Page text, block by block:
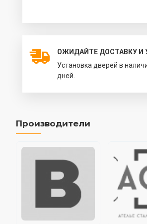
ОЖИДАЙТЕ ДОСТАВКУ И
Установка дверей в
дней.
Производители